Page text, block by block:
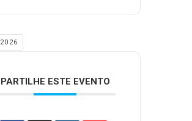
2026
PARTILHE ESTE EVENTO